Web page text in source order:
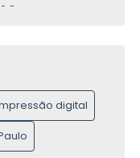
digital